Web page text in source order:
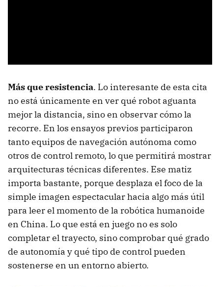
Más que resistencia. Lo interesante de esta cita
no está únicamente en ver qué robot aguanta
mejor la distancia, sino en observar cómo la
recorre. En los ensayos previos participaron
tanto equipos de navegación autónoma como
otros de control remoto, lo que permitirá mostrar
arquitecturas técnicas diferentes. Ese matiz
importa bastante, porque desplaza el foco de la
simple imagen espectacular hacia algo más útil
para leer el momento de la robótica humanoide
en China. Lo que está en juego no es solo
completar el trayecto, sino comprobar qué grado
de autonomía y qué tipo de control pueden
sostenerse en un entorno abierto.